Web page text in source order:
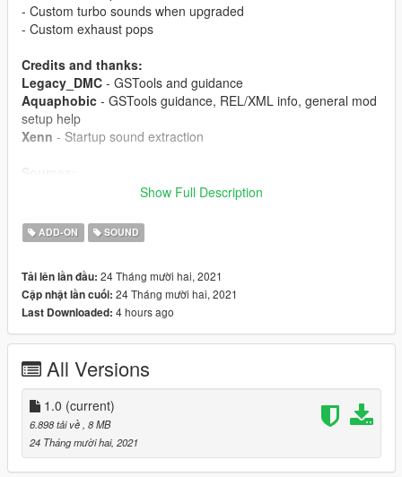
- Custom turbo sounds when upgraded
- Custom exhaust pops
Credits and thanks:
Legacy_DMC - GSTools and guidance
Aquaphobic - GSTools guidance, REL/XML info, general mod
setup help
Xenn - Startup sound extraction
Codemasters (GRID 2019)- Exhaust sound
Polyphony Digital (Gran Turismo Sport)
turbo and exhaust pops
Instructions:
Install the OIV package with OpenIV, or apply the FiveM
resource to your server, then simply use the audioNameHash
entry ofhondaf20con any car.
Show Full Description
ADD-ON SOUND
Tải lên lần đầu: 24 Tháng mười hai, 2021
Cập nhật lần cuối: 24 Tháng mười hai, 2021
Last Downloaded: 4 hours ago
All Versions
1.0 (current)
6.898 tải về, 8 MB
24 Tháng mười hai, 2021